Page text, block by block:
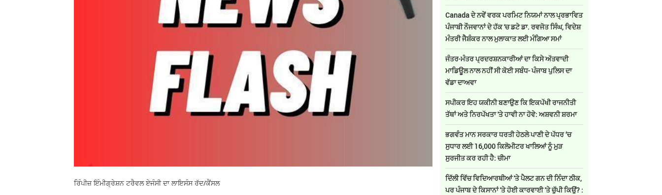
ਰਿੰਪੀਜ਼ ਇੰਮੀਗ੍ਰੇਸ਼ਨ ਟਰੈਵਲ ਏਜੰਸੀ ਦਾ ਲਾਇਸੰਸ ਰੱਦ/ਕੈਂਸਲ
Canada ਦੇ ਨਵੇਂ ਵਰਕ ਪਰਮਿਟ ਨਿਯਮਾਂ ਨਾਲ ਪ੍ਰਭਾਵਿਤ
ਪੰਜਾਬੀ ਨੌਜਵਾਨਾਂ ਦੇ ਹੱਕ 'ਚ ਡਟੇ ਡਾ. ਰਵਜੋਤ ਸਿੰਘ, ਵਿਦੇਸ਼
ਮੰਤਰੀ ਜੈਸ਼ੰਕਰ ਨਾਲ ਮੁਲਾਕਾਤ ਲਈ ਮੰਗਿਆ ਸਮਾਂ
ਜੰਤਰ-ਮੰਤਰ ਪ੍ਰਦਰਸ਼ਨਕਾਰੀਆਂ ਦਾ ਕਿਸੇ ਅੱਤਵਾਦੀ
ਮਾਡਿਊਲ ਨਾਲ ਨਹੀਂ ਸੀ ਕੋਈ ਸਬੰਧ- ਪੰਜਾਬ ਪੁਲਿਸ ਦਾ
ਵੱਡਾ ਦਾਅਵਾ
ਸਪੀਕਰ ਇਹ ਯਕੀਨੀ ਬਣਾਉਣ ਕਿ ਇਕਪੱਖੀ ਰਾਜਨੀਤੀ
ਤੱਥਾਂ ਅਤੇ ਨਿਰਪੱਖਤਾ 'ਤੇ ਹਾਵੀ ਨਾ ਹੋਵੇ: ਅਸ਼ਵਨੀ ਸ਼ਰਮਾ
ਭਗਵੰਤ ਮਾਨ ਸਰਕਾਰ ਧਰਤੀ ਹੇਠਲੇ ਪਾਣੀ ਦੇ ਪੱਧਰ ‘ਚ
ਸੁਧਾਰ ਲਈ 16,000 ਕਿਲੋਮੀਟਰ ਖਾਲਿਆਂ ਨੂੰ ਮੁੜ
ਸੁਰਜੀਤ ਕਰ ਰਹੀ ਹੈ: ਚੀਮਾ
ਦਿੱਲੀ ਵਿੱਚ ਵਿਦਿਆਰਥੀਆਂ 'ਤੇ ਪੈਲਟ ਗਨ ਦੀ ਨਿੰਦਾ ਠੀਕ,
ਪਰ ਪੰਜਾਬ ਦੇ ਕਿਸਾਨਾਂ 'ਤੇ ਹੋਈ ਕਾਰਵਾਈ 'ਤੇ ਚੁੱਪੀ ਕਿਉਂ? :